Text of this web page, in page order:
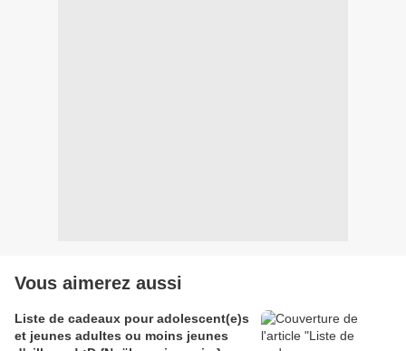
Vous aimerez aussi
Liste de cadeaux pour adolescent(e)s
et jeunes adultes ou moins jeunes